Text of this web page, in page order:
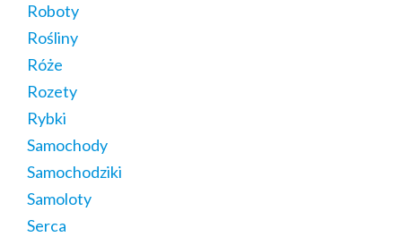
Roboty
Rośliny
Róże
Rozety
Rybki
Samochody
Samochodziki
Samoloty
Serca